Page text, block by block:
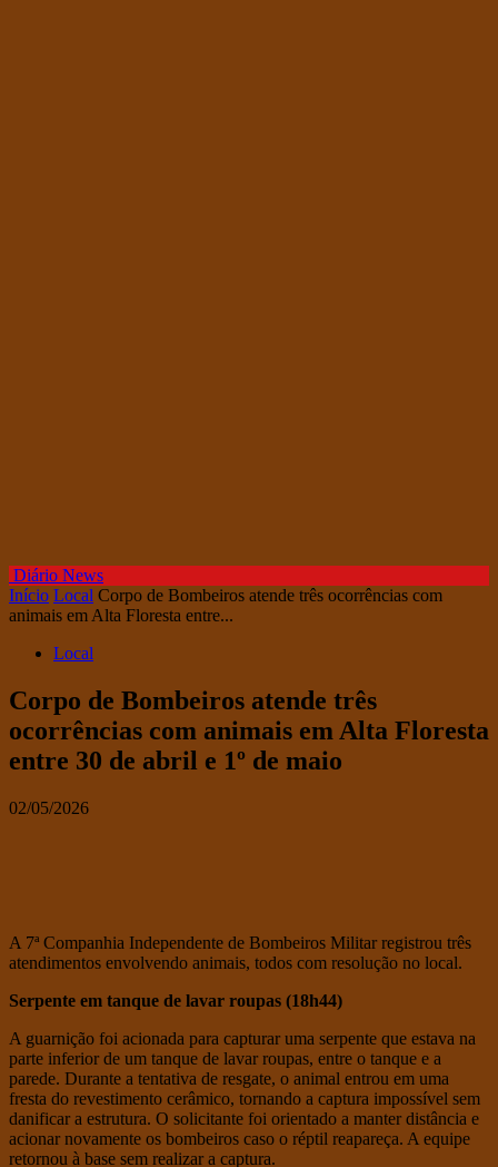
Diário News
Início Local Corpo de Bombeiros atende três ocorrências com
animais em Alta Floresta entre...
Local
Corpo de Bombeiros atende três
ocorrências com animais em Alta Floresta
entre 30 de abril e 1º de maio
02/05/2026
A 7ª Companhia Independente de Bombeiros Militar registrou três
atendimentos envolvendo animais, todos com resolução no local.
Serpente em tanque de lavar roupas (18h44)
A guarnição foi acionada para capturar uma serpente que estava na
parte inferior de um tanque de lavar roupas, entre o tanque e a
parede. Durante a tentativa de resgate, o animal entrou em uma
fresta do revestimento cerâmico, tornando a captura impossível sem
danificar a estrutura. O solicitante foi orientado a manter distância e
acionar novamente os bombeiros caso o réptil reapareça. A equipe
retornou à base sem realizar a captura.